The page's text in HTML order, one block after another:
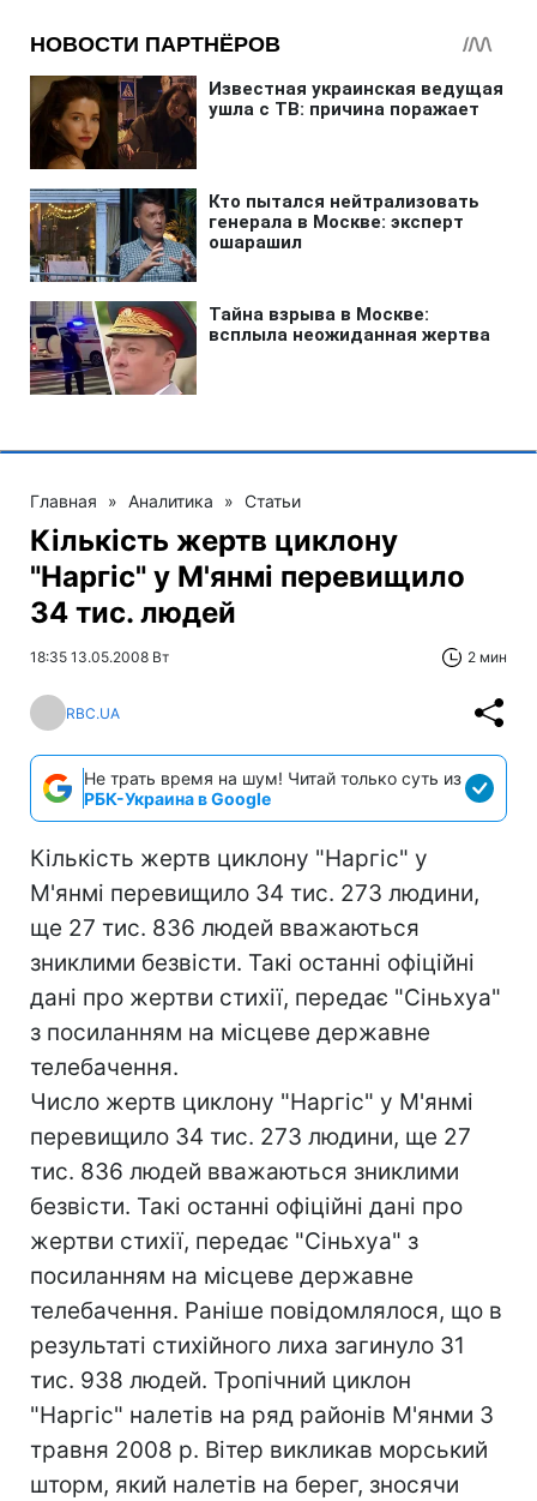
Главная » Аналитика » Статьи
Кількість жертв циклону
"Наргіс" у М'янмі перевищило
34 тис. людей
18:35 13.05.2008 Вт 2 мин
RBC.UA
Не трать время на шум! Читай только суть из
РБК-Украина в Google
Кількість жертв циклону "Наргіс" у
М'янмі перевищило 34 тис. 273 людини,
ще 27 тис. 836 людей вважаються
зниклими безвісти. Такі останні офіційні
дані про жертви стихії, передає "Сіньхуа"
з посиланням на місцеве державне
телебачення.
Число жертв циклону "Наргіс" у М'янмі
перевищило 34 тис. 273 людини, ще 27
тис. 836 людей вважаються зниклими
безвісти. Такі останні офіційні дані про
жертви стихії, передає "Сіньхуа" з
посиланням на місцеве державне
телебачення. Раніше повідомлялося, що в
результаті стихійного лиха загинуло 31
тис. 938 людей. Тропічний циклон
"Наргіс" налетів на ряд районів М'янми 3
травня 2008 р. Вітер викликав морський
шторм, який налетів на берег, зносячи